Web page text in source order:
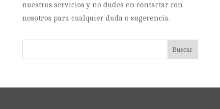
nuestros servicios y no dudes en contactar con
nosotros para cualquier duda o sugerencia.